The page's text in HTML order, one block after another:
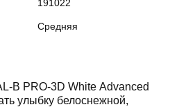
191022
Средняя
B PRO-3D White Advanced
улыбку белоснежной,